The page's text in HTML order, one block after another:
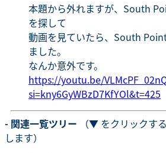
本題から外れますが、South
を探して
動画を見ていたら、South
ました。
なんか意外です。
https://youtu.be/
si=kny6GyWBzD7KfYOl&t=425
- 関連一覧ツリー （▼ をクリックす
します）